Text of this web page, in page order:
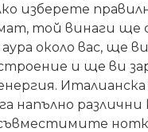
изберете
той винаги ще
около вас, ще
и ще ви
Италианска
напълно